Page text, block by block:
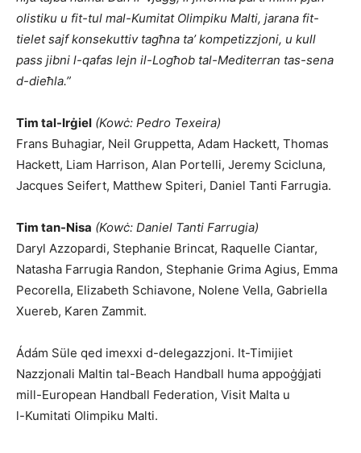
olistiku u fit-tul mal-Kumitat Olimpiku Malti, jarana fit-
tielet sajf konsekuttiv tagħna ta’ kompetizzjoni, u kull
pass jibni l-qafas lejn il-Logħob tal-Mediterran tas-sena
d-dieħla.”
Tim tal-Irġiel (Kowċ: Pedro Texeira)
Frans Buhagiar, Neil Gruppetta, Adam Hackett, Thomas
Hackett, Liam Harrison, Alan Portelli, Jeremy Scicluna,
Jacques Seifert, Matthew Spiteri, Daniel Tanti Farrugia.
Tim tan-Nisa (Kowċ: Daniel Tanti Farrugia)
Daryl Azzopardi, Stephanie Brincat, Raquelle Ciantar,
Natasha Farrugia Randon, Stephanie Grima Agius, Emma
Pecorella, Elizabeth Schiavone, Nolene Vella, Gabriella
Xuereb, Karen Zammit.
Ádám Süle qed imexxi d-delegazzjoni. It-Timijiet
Nazzjonali Maltin tal-Beach Handball huma appoġġjati
mill-⁠European Handball Federation, Visit Malta u
l-⁠Kumitati Olimpiku Malti.